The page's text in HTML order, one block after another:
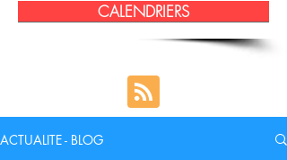
CALENDRIERS
ACTUALITE - BLOG